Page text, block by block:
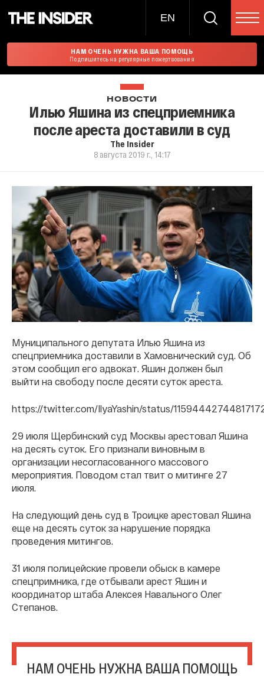
EN
НАМ ОЧЕНЬ НУЖНА ВАША ПОМОЩЬ
Подпишитесь на регулярные пожертвования
НОВОСТИ
Илью Яшина из спецприемника
после ареста доставили в суд
The Insider
8 августа 2019 г., 14:17
Муниципального депутата Илью Яшина из
спецприемника доставили в Хамовнический суд. Об
этом сообщил его адвокат. Яшин должен был
выйти на свободу после десяти суток ареста.
https://twitter.com/IlyaYashin/status/
29 июля Щербинский суд Москвы арестовал Яшина
на десять суток. Его признали виновным в
организации несогласованного массового
мероприятия. Поводом стал твит о митинге 27
июля.
На следующий день суд в Троицке арестовал Яшина
еще на десять суток за нарушение порядка
проведения митингов.
31 июля полицейские провели обыск в камере
спецпримника, где отбывали арест Яшин и
координатор штаба Алексея Навального Олег
Степанов.
НАМ ОЧЕНЬ НУЖНА ВАША ПОМОЩЬ